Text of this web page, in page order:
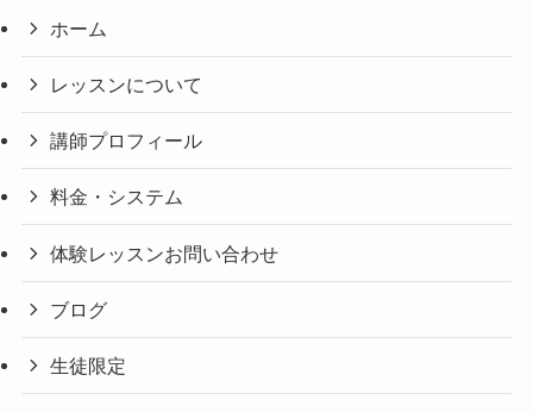
ホーム
レッスンについて
講師プロフィール
料金・システム
体験レッスンお問い合わせ
ブログ
生徒限定